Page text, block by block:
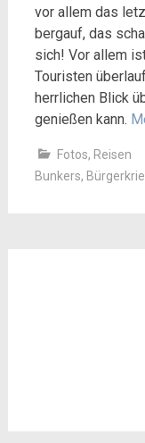
vor allem das
bergauf, das
sich! Vor allem
Touristen
herrlichen Blick
genießen kann.
Fotos, Reisen
Bunkers,